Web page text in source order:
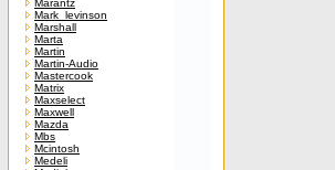
Marantz
Mark_levinson
Marshall
Marta
Martin
Martin-Audio
Mastercook
Matrix
Maxselect
Maxwell
Mazda
Mbs
Mcintosh
Medeli